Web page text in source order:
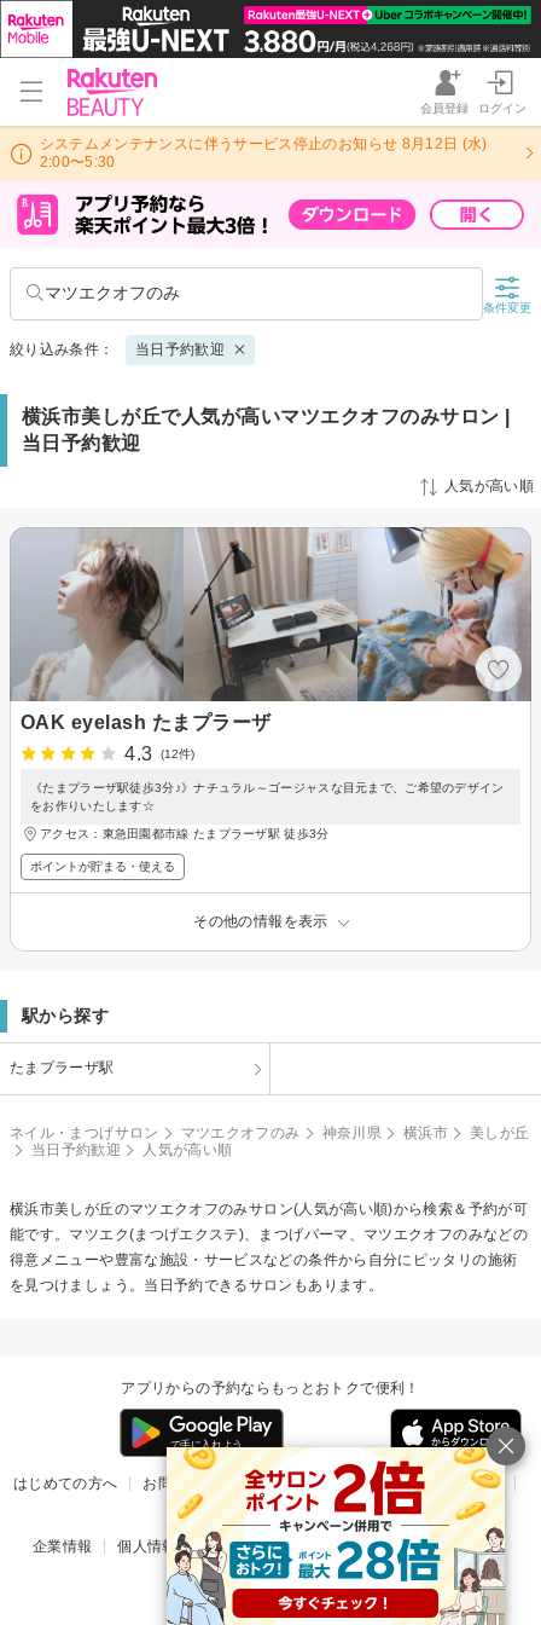
会員登録 ログイン
システムメンテナンスに伴うサービス停止のお知らせ 8月12日 (水)
2:00〜5:30
マツエクオフのみ
条件変更
絞り込み条件： 当日予約歓迎
横浜市美しが丘で人気が高いマツエクオフのみサロン |
当日予約歓迎
人気が高い順
OAK eyelash たまプラーザ
4.3
(12件)
《たまプラーザ駅徒歩3分♪》ナチュラル～ゴージャスな目元まで、ご希望のデザイン
をお作りいたします☆
アクセス：東急田園都市線 たまプラーザ駅 徒歩3分
ポイントが貯まる・使える
その他の情報を表示
駅から探す
たまプラーザ駅
ネイル・まつげサロン マツエクオフのみ 神奈川県 横浜市
美しが丘
当日予約歓迎
人気が高い順
横浜市美しが丘のマツエクオフのみサロン(人気が高い順)から検索＆予約が可
能です。マツエク(まつげエクステ)、まつげパーマ、マツエクオフのみなどの
得意メニューや豊富な施設・サービスなどの条件から自分にピッタリの施術
を見つけましょう。当日予約できるサロンもあります。
アプリからの予約ならもっとおトクで便利！
はじめての方へ お問い合わせ ヘルプ リリース情報
利用規約
掲載ご希望のサロン様
企業情報 個人情報保護方針 楽天のサービス一覧 アプリ一覧
© Rakuten Group, Inc.